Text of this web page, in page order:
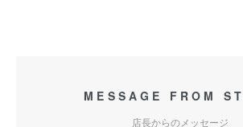
MESSAGE FROM
店長からのメッセージ